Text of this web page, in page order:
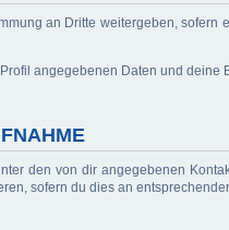
an Dritte weitergeben,
angegebenen Daten und
den von dir angegebenen
sofern du dies an